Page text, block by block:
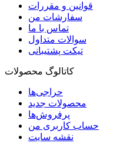
قوانین و مقررات
سفارشات من
تماس با ما
سوالات متداول
تیکت پشتیبانی
کاتالوگ محصولات
حراجی‌ها
محصولات جدید
پرفروش‌ها
حساب کاربری من
نقشه سایت